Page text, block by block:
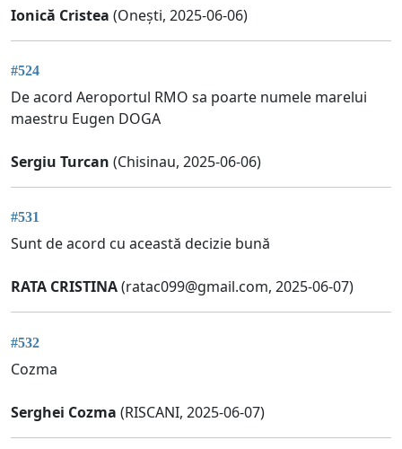
Ionică Cristea (Onești, 2025-06-06)
#524
De acord Aeroportul RMO sa poarte numele marelui
maestru Eugen DOGA
Sergiu Turcan (Chisinau, 2025-06-06)
#531
Sunt de acord cu această decizie bună
RATA CRISTINA(ratac099@gmail.com, 2025-06-07)
#532
Cozma
Serghei Cozma (RISCANI, 2025-06-07)